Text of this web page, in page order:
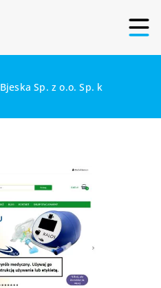
Bjeska Sp. z o.o. Sp. k